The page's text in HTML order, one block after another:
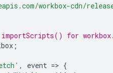
workbox-cdn/
for
;
, event => {